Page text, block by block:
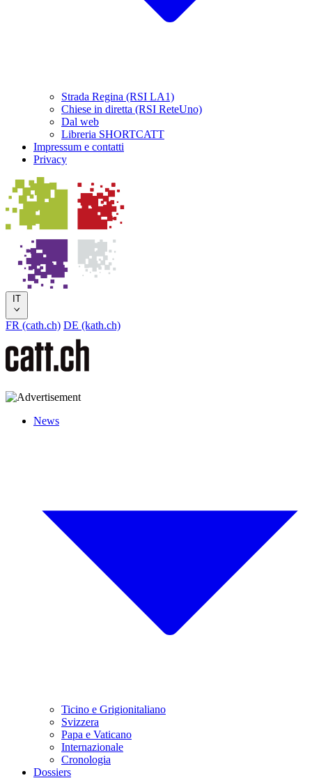
Strada Regina (RSI LA1)
Chiese in diretta (RSI ReteUno)
Dal web
Libreria SHORTCATT
Impressum e contatti
Privacy
IT
FR (cath.ch) DE (kath.ch)
News
Ticino e Grigionitaliano
Svizzera
Papa e Vaticano
Internazionale
Cronologia
Dossiers